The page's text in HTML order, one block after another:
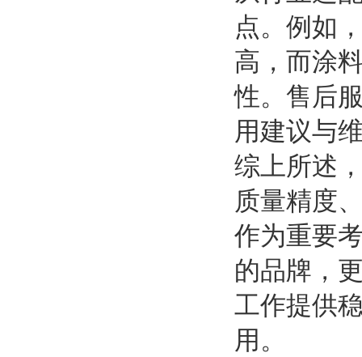
点。例如
高，而涂
性。售后
用建议与
综上所述
质量精度
作为重要
的品牌，
工作提供
用。